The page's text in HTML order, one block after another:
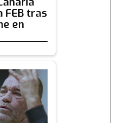
FEB tras
en